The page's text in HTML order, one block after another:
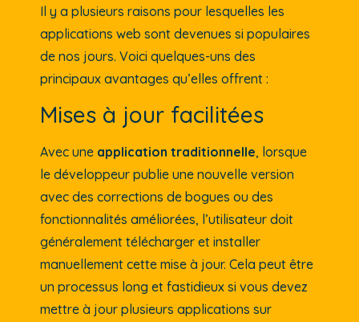
Il y a plusieurs raisons pour lesquelles les
applications web sont devenues si populaires
de nos jours. Voici quelques-uns des
principaux avantages qu’elles offrent :
Mises à jour facilitées
Avec une application traditionnelle, lorsque
le développeur publie une nouvelle version
avec des corrections de bogues ou des
fonctionnalités améliorées, l’utilisateur doit
généralement télécharger et installer
manuellement cette mise à jour. Cela peut être
un processus long et fastidieux si vous devez
mettre à jour plusieurs applications sur